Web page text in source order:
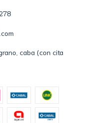
caba (con cita